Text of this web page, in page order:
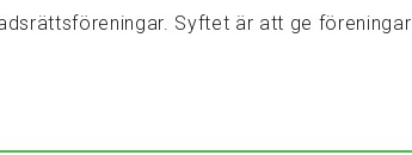
Syftet är att ge föreningar